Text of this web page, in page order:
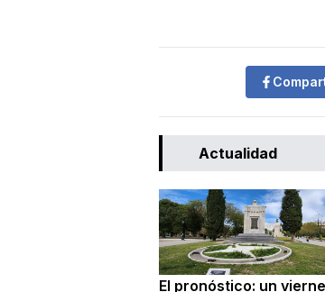
Actualidad
El pronóstico: un